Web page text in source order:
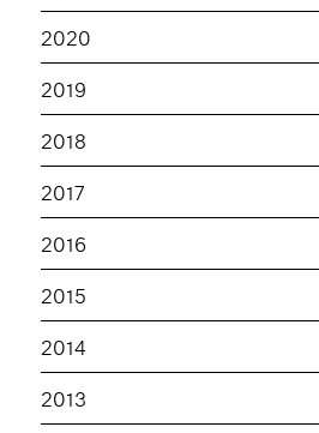
2020
2019
2018
2017
2016
2015
2014
2013